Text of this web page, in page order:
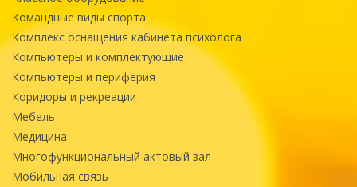
Командные виды спорта
Комплекс оснащения кабинета психолога
Компьютеры и комплектующие
Компьютеры и периферия
Коридоры и рекреации
Мебель
Медицина
Многофункциональный актовый зал
Мобильная связь